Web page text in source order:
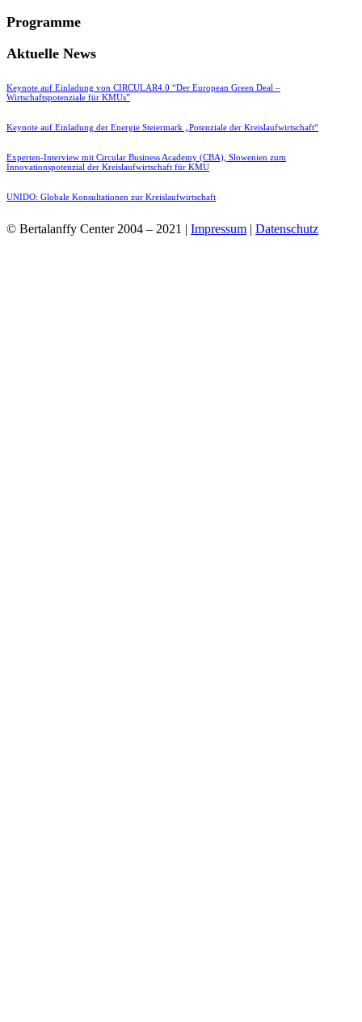
Programme
Aktuelle News
Keynote auf Einladung von CIRCULAR4.0 “Der European Green Deal –
Wirtschaftspotenziale für KMUs”
Keynote auf Einladung der Energie Steiermark „Potenziale der Kreislaufwirtschaft“
Experten-Interview mit Circular Business Academy (CBA), Slowenien zum
Innovationspotenzial der Kreislaufwirtschaft für KMU
UNIDO: Globale Konsultationen zur Kreislaufwirtschaft
© Bertalanffy Center 2004 – 2021 | Impressum | Datenschutz